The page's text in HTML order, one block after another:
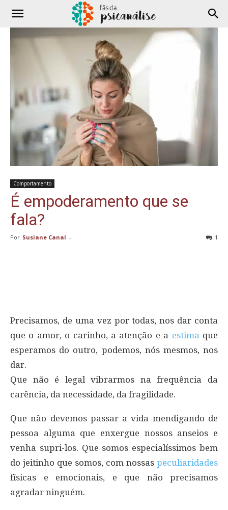
Comportamento
É empoderamento que se
fala?
Por Susiane Canal - 1
Precisamos, de uma vez por todas, nos dar conta
que o amor, o carinho, a atenção e a estima que
esperamos do outro, podemos, nós mesmos, nos
dar.
Que não é legal vibrarmos na frequência da
carência, da necessidade, da fragilidade.
Que não devemos passar a vida mendigando de
pessoa alguma que enxergue nossos anseios e
venha supri-los. Que somos especialíssimos bem
do jeitinho que somos, com nossas peculiaridades
físicas e emocionais, e que não precisamos
agradar ninguém.